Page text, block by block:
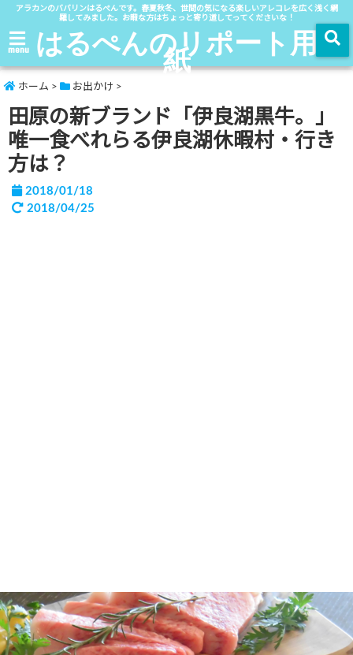
アラカンのババリンはるぺんです。春夏秋冬、世間の気になる楽しいアレコレを広く浅く網
羅してみました。お暇な方はちょっと寄り道してってくださいな！
menu はるぺんのリポート用
紙
ホーム > お出かけ >
田原の新ブランド「伊良湖黒牛。」
唯一食べれらる伊良湖休暇村・行き
方は？
2018/01/18
2018/04/25